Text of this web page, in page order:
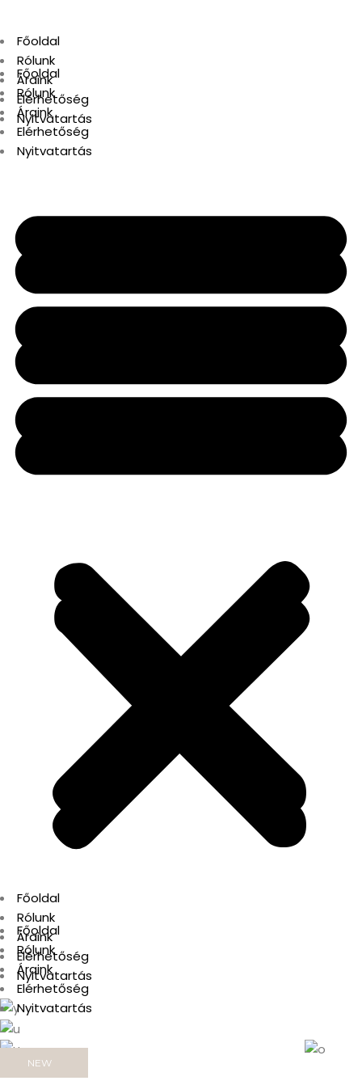
Főoldal
Rólunk
Áraink
Elérhetőség
Nyitvatartás
Főoldal
Rólunk
Áraink
Elérhetőség
Nyitvatartás
Főoldal
Rólunk
Áraink
Elérhetőség
Nyitvatartás
Főoldal
Rólunk
Áraink
Elérhetőség
Nyitvatartás
MEN'S
WOMEN'S
NEW